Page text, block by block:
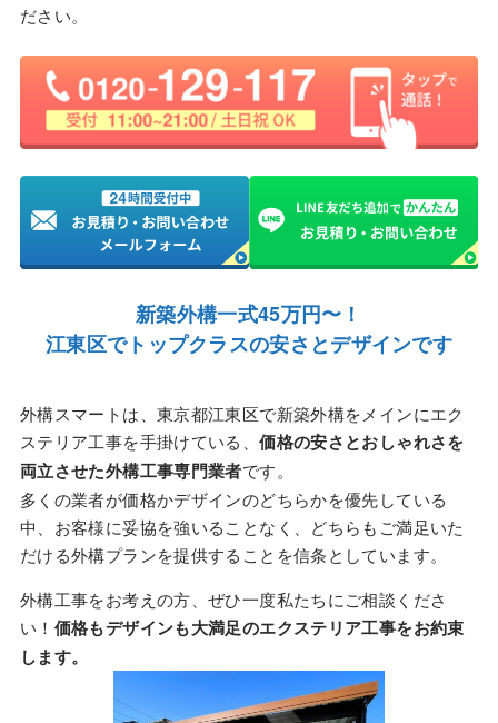
ださい。
新築外構一式45万円〜！
江東区でトップクラスの安さとデザインです
外構スマートは、東京都江東区で新築外構をメインにエク
ステリア工事を手掛けている、価格の安さとおしゃれさを
両立させた外構工事専門業者です。
多くの業者が価格かデザインのどちらかを優先している
中、お客様に妥協を強いることなく、どちらもご満足いた
だける外構プランを提供することを信条としています。
外構工事をお考えの方、ぜひ一度私たちにご相談くださ
い！ 価格もデザインも大満足のエクステリア工事をお約束
します。